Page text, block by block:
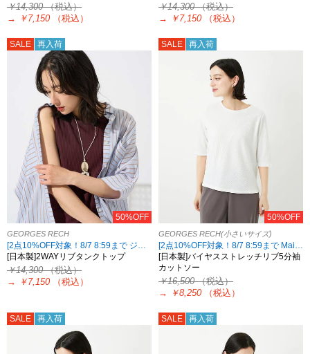
￥14,300（税込）
→
￥7,150 （税込）
￥14,300（税込）
→
￥7,150 （税込）
SALE 再入荷
50%OFF
GEORGES RECH
[2点10%OFF対象！8/7 8:59まで ジョルジュレッシュ限定][7/23再値下げ]
[日本製]2WAYリブタンクトップ
￥14,300（税込）
→
￥7,150 （税込）
SALE 再入荷
50%OFF
GEORGES RECH(小さいサイズ)
[2点10%OFF対象！8/7 8:59まで Maison de CINQ限定]
[日本製]バイヤスストレッチリブ5分袖
カットソー
￥16,500（税込）
→
￥8,250 （税込）
SALE 再入荷 SALE 再入荷